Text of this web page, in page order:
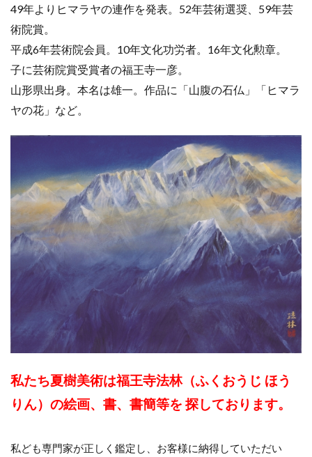
49年よりヒマラヤの連作を発表。52年芸術選奨、59年芸
術院賞。
平成6年芸術院会員。10年文化功労者。16年文化勲章。
子に芸術院賞受賞者の福王寺一彦。
山形県出身。本名は雄一。作品に「山腹の石仏」「ヒマラ
ヤの花」など。
私たち夏樹美術は福王寺法林（ふくおうじ ほう
りん）の絵画、書、書簡等を 探しております。
私ども専門家が正しく鑑定し、お客様に納得していただい